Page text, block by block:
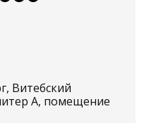
Витебский
А, помещение